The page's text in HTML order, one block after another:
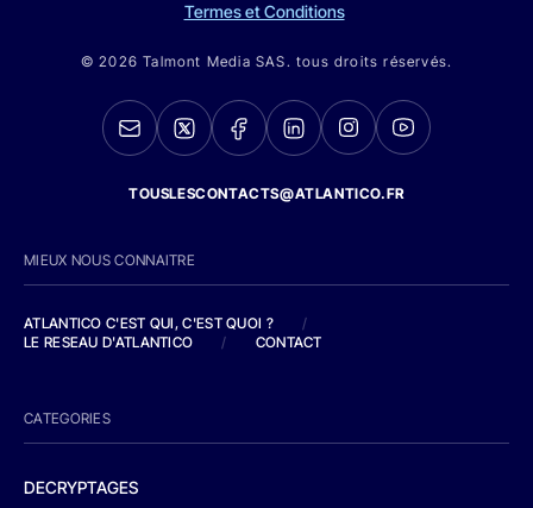
Termes et Conditions
© 2026 Talmont Media SAS. tous droits réservés.
TOUSLESCONTACTS@ATLANTICO.FR
MIEUX NOUS CONNAITRE
ATLANTICO C'EST QUI, C'EST QUOI ?
/
LE RESEAU D'ATLANTICO
/ CONTACT
CATEGORIES
DECRYPTAGES